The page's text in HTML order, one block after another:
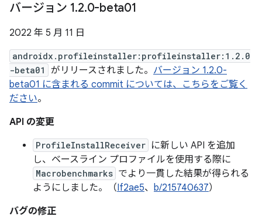
バージョン 1.2.0-beta01
2022 年 5 月 11 日
androidx.profileinstaller:profileinstaller:1.2.0
-beta01
がリリースされました。 バージョン 1.2.0-
beta01 に含まれる commit については、こちらをご覧く
ださい。
API の変更
ProfileInstallReceiver に新しい API を追加
し、ベースライン プロファイルを使用する際に
Macrobenchmarks でより一貫した結果が得られる
ようにしました。（If2ae5、 b/215740637）
バグの修正